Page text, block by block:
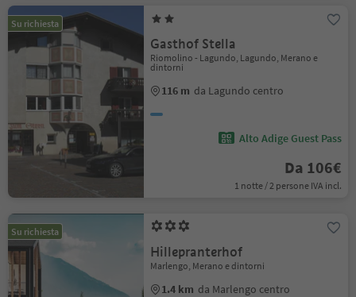
Su richiesta
Gasthof Stella
Riomolino - Lagundo, Lagundo, Merano e
dintorni
116 m da Lagundo centro
Alto Adige Guest Pass
Da 106€
1 notte / 2 persone IVA incl.
Su richiesta
Hillepranterhof
Marlengo, Merano e dintorni
1.4 km da Marlengo centro